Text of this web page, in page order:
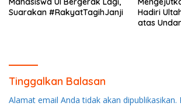
Suarakan #RakyatTagihJanji
Hadiri
atas
Tinggalkan Balasan
Alamat email Anda tidak akan dipublikasikan.